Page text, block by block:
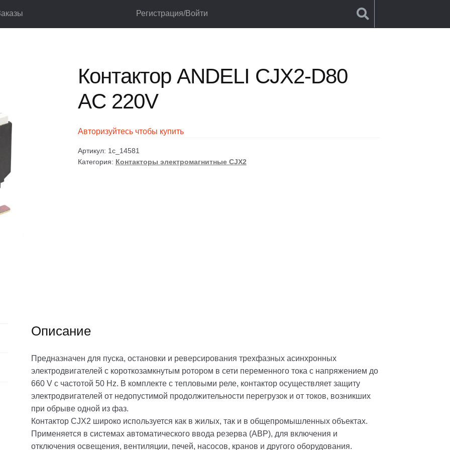
Регистрация/Войти
электромагнитные CJX2 Контактор ANDELI CJX2-D80 AC 220V
Контактор ANDELI CJX2-D80
AC 220V
Авторизуйтесь чтобы купить
Артикул: 1c_14581
Категория: Контакторы электромагнитные CJX2
Описание
Предназначен для пуска, остановки и реверсирования трехфазных асинхронных
электродвигателей с короткозамкнутым ротором в сети переменного тока с напряжением до
660 V c частотой 50 Hz. В комплекте с тепловыми реле, контактор осуществляет защиту
электродвигателей от недопустимой продолжительности перегрузок и от токов, возникших
при обрыве одной из фаз.
Контактор CJX2 широко используется как в жилых, так и в общепромышленных объектах.
Применяется в системах автоматического ввода резерва (АВР), для включения и
отключения освещения, вентиляции, печей, насосов, кранов и другого оборудования.